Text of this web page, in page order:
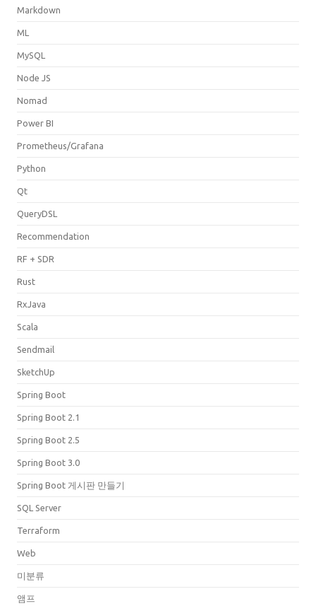
Markdown
ML
MySQL
Node JS
Nomad
Power BI
Prometheus/Grafana
Python
Qt
QueryDSL
Recommendation
RF + SDR
Rust
RxJava
Scala
Sendmail
SketchUp
Spring Boot
Spring Boot 2.1
Spring Boot 2.5
Spring Boot 3.0
Spring Boot 게시판 만들기
SQL Server
Terraform
Web
미분류
앰프